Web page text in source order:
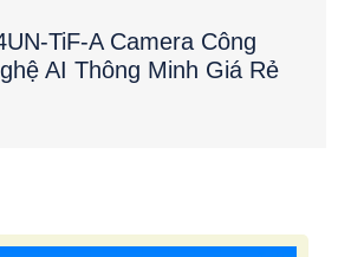
TiF-A Camera Công
AI Thông Minh Giá Rẻ